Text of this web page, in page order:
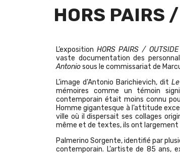
HORS PAIRS
L’exposition HORS PAIRS / OUTSIDE
vaste documentation des
Antoniosous le commissariat de
L’image d’Antonio Barichievich, dit
mémoires comme un témoin
contemporain était moins connu
Homme gigantesque à l’attitude
ville où il dispersait ses collages
même et de textes, ils ont
Palmerino Sorgente, identifié par
contemporain. L’artiste de 85 ans,